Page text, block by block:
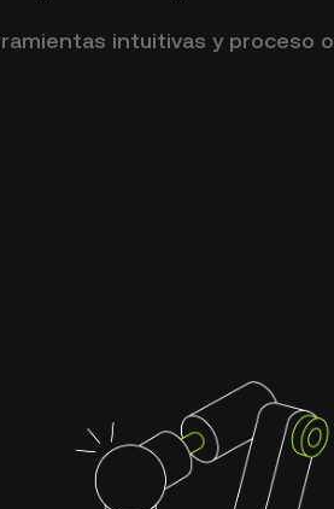
intuitivas y proceso